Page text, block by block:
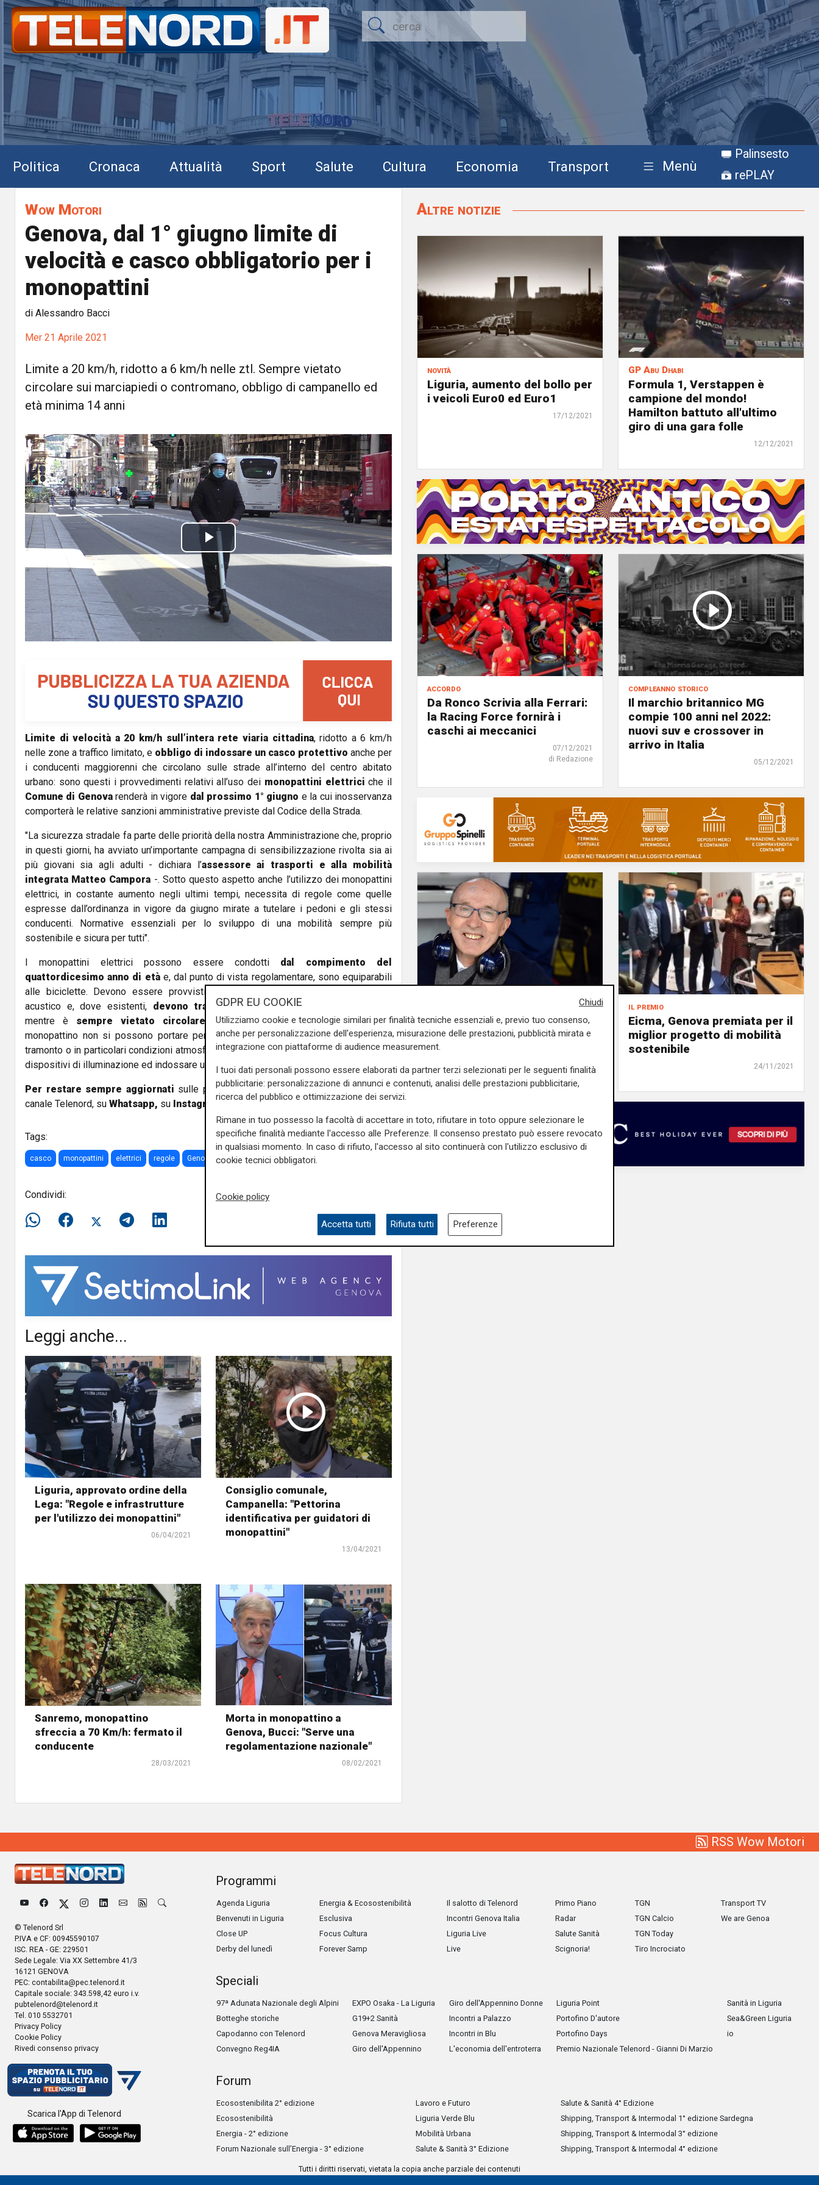
Politica Cronaca Attualità Sport Salute Cultura Economia Transport Menù
Palinsesto
rePLAY
Wow Motori
Genova, dal 1° giugno limite di
velocità e casco obbligatorio per i
monopattini
di Alessandro Bacci
Mer 21 Aprile 2021
Limite a 20 km/h, ridotto a 6 km/h nelle ztl. Sempre vietato
circolare sui marciapiedi o contromano, obbligo di campanello ed
età minima 14 anni
P
a
i
e
o
Limite di velocità a 20 km/h sull’intera rete viaria cittadina, ridotto a 6 km/h
nelle zone a traffico limitato, e obbligo di indossare un casco protettivo anche per
i conducenti maggiorenni che circolano sulle strade all’interno del centro abitato
urbano: sono questi i provvedimenti relativi all’uso dei monopattini elettrici che il
Comune di Genovarenderà in vigore dal prossimo 1° giugno e la cui inosservanza
comporterà le relative sanzioni amministrative previste dal Codice della Strada.
"La sicurezza stradale fa parte delle priorità della nostra Amministrazione che, proprio
in questi giorni, ha avviato un’importante campagna di sensibilizzazione rivolta sia ai
più giovani sia agli adulti - dichiara l’assessore ai trasporti e alla mobilità
integrata Matteo Campora -. Sotto questo aspetto anche l’utilizzo dei monopattini
elettrici, in costante aumento negli ultimi tempi, necessita di regole come quelle
espresse dall’ordinanza in vigore da giugno mirate a tutelare i pedoni e gli stessi
conducenti. Normative essenziali per lo sviluppo di una mobilità sempre più
sostenibile e sicura per tutti".
I monopattini elettrici possono essere condotti dal compimento del
quattordicesimo anno di etàe, dal punto di vista regolamentare, sono equiparabili
alle biciclette. Devono essere provvisti di un
acustico e, dove esistenti, devono transitare sempre sulle corsie ciclabili
mentre è sempre vietato circolare sui marciapiedi o contromano. Sul
monopattino non si possono portare persone, oggetti o animali. Mezz’ora dopo il
tramonto o in particolari condizioni atmosferiche di scarsa visibilità, occorre utilizzare
dispositivi di illuminazione ed indossare un giubbotto o bretelle retroriflettenti.
Per restare sempre aggiornati sulle principali notizie sulla Liguria seguiteci sul
canale Telenord, su Whatsapp, su Instagram,suYoutubee su Facebook.
Tags:
casco monopattini elettrici regole Genova marciapiede
Condividi:
Leggi anche...
Liguria, approvato ordine della
Lega: "Regole e infrastrutture
per l'utilizzo dei monopattini"
06/04/2021
Consiglio comunale,
Campanella: "Pettorina
identificativa per guidatori di
monopattini"
13/04/2021
Sanremo, monopattino
sfreccia a 70 Km/h: fermato il
conducente
28/03/2021
Morta in monopattino a
Genova, Bucci: "Serve una
regolamentazione nazionale"
08/02/2021
Altre notizie
novità
Liguria, aumento del bollo per
i veicoli Euro0 ed Euro1
17/12/2021
GP Abu Dhabi
Formula 1, Verstappen è
campione del mondo!
Hamilton battuto all'ultimo
giro di una gara folle
12/12/2021
accordo
Da Ronco Scrivia alla Ferrari:
la Racing Force fornirà i
caschi ai meccanici
07/12/2021
di Redazione
compleanno storico
Il marchio britannico MG
compie 100 anni nel 2022:
nuovi suv e crossover in
arrivo in Italia
05/12/2021
Formula 1 in lutto, addio a Sir
Frank Williams
il premio
Eicma, Genova premiata per il
miglior progetto di mobilità
sostenibile
24/11/2021
RSS Wow Motori
© Telenord Srl
P.IVA e CF: 00945590107
ISC. REA - GE: 229501
Sede Legale: Via XX Settembre 41/3
16121 GENOVA
PEC: contabilita@pec.telenord.it
Capitale sociale: 343.598,42 euro i.v.
pubtelenord@telenord.it
Tel. 010 5532701
Privacy Policy
Cookie Policy
Rivedi consenso privacy
Scarica l'App di Telenord
Programmi
Agenda Liguria
Benvenuti in Liguria
Close UP
Derby del lunedì
Energia & Ecosostenibilità
Esclusiva
Focus Cultura
Forever Samp
Il salotto di Telenord
Incontri Genova Italia
Liguria Live
Live
Primo Piano
Radar
Salute Sanità
Scignoria!
TGN
TGN Calcio
TGN Today
Tiro Incrociato
Transport TV
We are Genoa
Speciali
97ª Adunata Nazionale degli Alpini
Botteghe storiche
Capodanno con Telenord
Convegno Reg4IA
EXPO Osaka - La Liguria
G19+2 Sanità
Genova Meravigliosa
Giro dell'Appennino
Giro dell'Appennino Donne
Incontri a Palazzo
Incontri in Blu
L'economia dell'entroterra
Liguria Point
Portofino D'autore
Portofino Days
Premio Nazionale Telenord - Gianni Di Marzio
Sanità in Liguria
Sea&Green Liguria
io
Forum
Ecosostenibilita 2° edizione
Ecosostenibilità
Energia - 2° edizione
Forum Nazionale sull’Energia - 3° edizione
Lavoro e Futuro
Liguria Verde Blu
Mobilità Urbana
Salute & Sanità 3° Edizione
Salute & Sanità 4° Edizione
Shipping, Transport & Intermodal 1° edizione Sardegna
Shipping, Transport & Intermodal 3° edizione
Shipping, Transport & Intermodal 4° edizione
Tutti i diritti riservati, vietata la copia anche parziale dei contenuti
Chiudi
GDPR EU COOKIE
Utilizziamo cookie e tecnologie similari per finalità tecniche essenziali e, previo tuo consenso,
anche per personalizzazione dell'esperienza, misurazione delle prestazioni, pubblicità mirata e
integrazione con piattaforme di audience measurement.
I tuoi dati personali possono essere elaborati da partner terzi selezionati per le seguenti finalità
pubblicitarie: personalizzazione di annunci e contenuti, analisi delle prestazioni pubblicitarie,
ricerca del pubblico e ottimizzazione dei servizi.
Rimane in tuo possesso la facoltà di accettare in toto, rifiutare in toto oppure selezionare le
specifiche finalità mediante l'accesso alle Preferenze. Il consenso prestato può essere revocato
in qualsiasi momento. In caso di rifiuto, l'accesso al sito continuerà con l'utilizzo esclusivo di
cookie tecnici obbligatori.
Cookie policy
Accetta tutti Rifiuta tutti Preferenze